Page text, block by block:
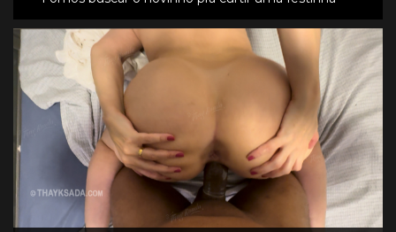
em casa, mas não resistimos e já começamos no
carro mesmo.
CONFIRA OS VÍDEOS VIP